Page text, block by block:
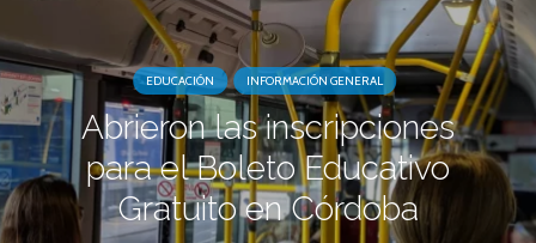
EDUCACIÓN INFORMACIÓN GENERAL
Abrieron las inscripciones
para el Boleto Educativo
Gratuito en Córdoba